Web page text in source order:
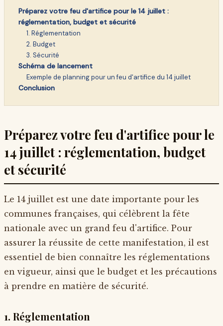
Préparez votre feu d'artifice pour le 14 juillet :
réglementation, budget et sécurité
1. Réglementation
2. Budget
3. Sécurité
Schéma de lancement
Exemple de planning pour un feu d'artifice du 14 juillet
Conclusion
Préparez votre feu d'artifice pour le
14 juillet : réglementation, budget
et sécurité
Le 14 juillet est une date importante pour les
communes françaises, qui célèbrent la fête
nationale avec un grand feu d'artifice. Pour
assurer la réussite de cette manifestation, il est
essentiel de bien connaître les réglementations
en vigueur, ainsi que le budget et les précautions
à prendre en matière de sécurité.
1. Réglementation